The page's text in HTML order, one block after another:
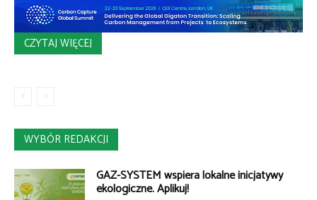
CZYTAJ WIĘCEJ
WYBÓR REDAKCJI
GAZ-SYSTEM wspiera lokalne inicjatywy
ekologiczne. Aplikuj!